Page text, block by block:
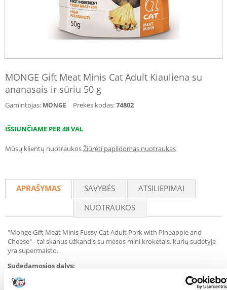
MONGE Gift Meat Minis Cat Adult Kiauliena su
ananasais ir sūriu 50 g
Gamintojas: MONGE Prekės kodas:74802
IŠSIUNČIAME PER 48 VAL
Mūsų klientų nuotraukosŽiūrėti papildomas nuotraukas
APRAŠYMAS SAVYBĖS
ATSILIEPIMAI
NUOTRAUKOS
"Monge Gift Meat Minis Fussy Cat Adult Pork with Pineapple and
Cheese" - tai skanus užkandis su mėsos mini kroketais, kurių sudėtyje
yra supermaisto.
Sudedamosios dalys:
Sudėtis: šviežia žuvis (66 %), šviežia kiauliena (14 %), hidrolizuoti žuvies
baltymai (lašiša), karvės sūris (4 %), celiuliozės milteliai, mielės,